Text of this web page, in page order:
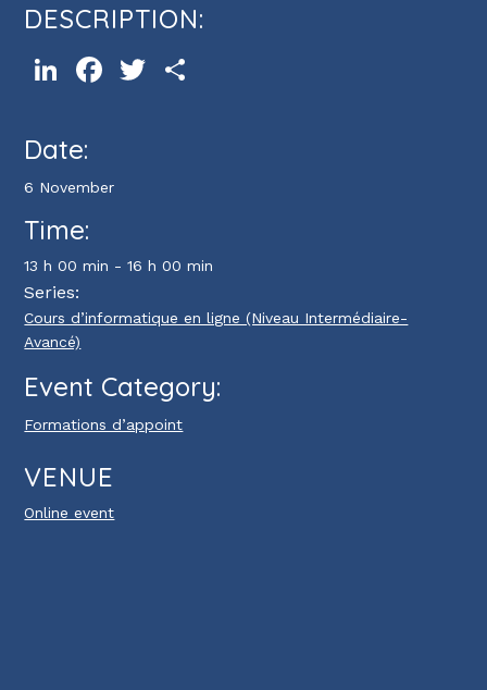
DESCRIPTION:
LinkedInFacebookTwitter
Date:
6 November
Time:
13 h 00 min - 16 h 00 min
Series:
Cours d’informatique en ligne (Niveau Intermédiaire-
Avancé)
Event Category:
Formations d’appoint
VENUE
Online event